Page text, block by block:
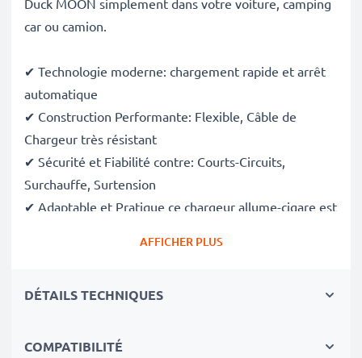
Duck MOON simplement dans votre voiture, camping
car ou camion.
✔ Technologie moderne: chargement rapide et arrêt
automatique
✔ Construction Performante: Flexible, Câble de
Chargeur très résistant
✔ Sécurité et Fiabilité contre: Courts-Circuits,
Surchauffe, Surtension
✔ Adaptable et Pratique ce chargeur allume-cigare est
le chargeur allume-cigare de voiture subtel fournira
AFFICHER PLUS
DÉTAILS TECHNIQUES
COMPATIBILITÉ